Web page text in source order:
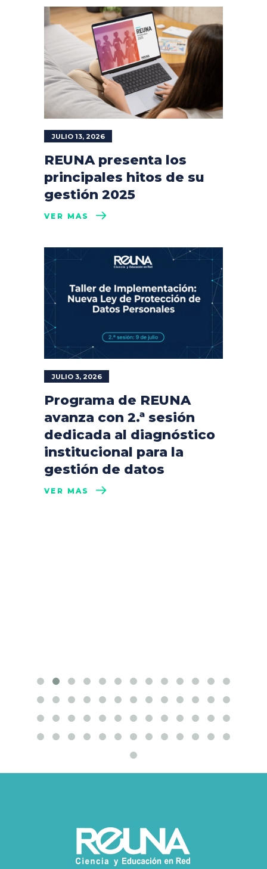
JULIO 13, 2026
REUNA presenta los
principales hitos de su
gestión 2025
VER MÁS
JULIO 3, 2026
Programa de REUNA
avanza con 2.ª sesión
dedicada al diagnóstico
institucional para la
gestión de datos
VER MÁS